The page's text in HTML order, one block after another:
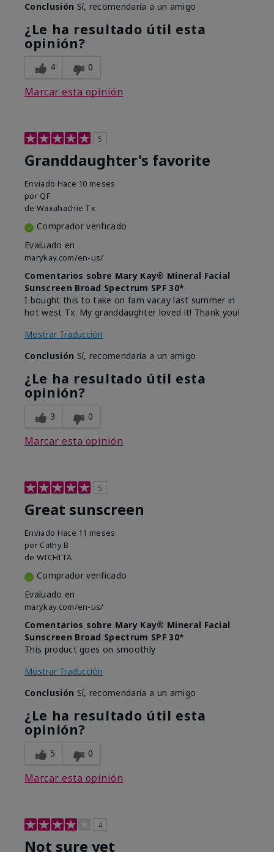
Conclusión Sí, recomendaría a un amigo
¿Le ha resultado útil esta
opinión?
4 0
Marcar esta opinión
5
Granddaughter's favorite
Enviado Hace 10 meses
por QF
de Waxahachie Tx
Comprador verificado
Evaluado en
marykay.com/en-us/
Comentarios sobre Mary Kay® Mineral Facial
Sunscreen Broad Spectrum SPF 30*
I bought this to take on fam vacay last summer in
hot west Tx. My granddaughter loved it! Thank you!
Mostrar Traducción
Conclusión Sí, recomendaría a un amigo
¿Le ha resultado útil esta
opinión?
3 0
Marcar esta opinión
5
Great sunscreen
Enviado Hace 11 meses
por Cathy B
de WICHITA
Comprador verificado
Evaluado en
marykay.com/en-us/
Comentarios sobre Mary Kay® Mineral Facial
Sunscreen Broad Spectrum SPF 30*
This product goes on smoothly
Mostrar Traducción
Conclusión Sí, recomendaría a un amigo
¿Le ha resultado útil esta
opinión?
5 0
Marcar esta opinión
4
Not sure yet